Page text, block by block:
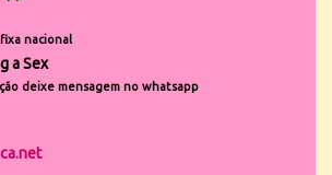
nacional
a Sex
deixe mensagem no whatsapp